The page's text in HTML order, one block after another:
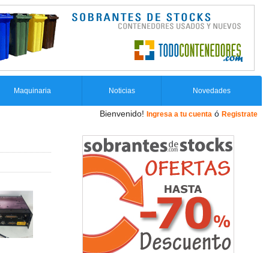
Maquinaria Noticias Novedades
Bienvenido! Ingresa a tu cuenta ó Registrate